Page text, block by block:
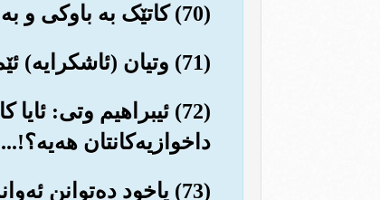
(70) کاتێک به باوکی و به قه‌ومه‌که‌ی وت: باشه‌، ئه‌وه ئێوه چی ده‌په‌رستن؟!
(71) وتیان (ئاشکرایه‌) ئێمه کۆمه‌ڵێ بت ده‌په‌رستین و به‌رده‌وام ده‌ورو خولیان ده‌ده‌ین.
(72) ئیبراهیم وتی:
داخوازیه‌کانتان هه‌یه‌؟!...
(73) یاخود ده‌توانن ئه‌وانه قازانجێک یان زیانێکتان پێبگه‌یه‌نن؟...